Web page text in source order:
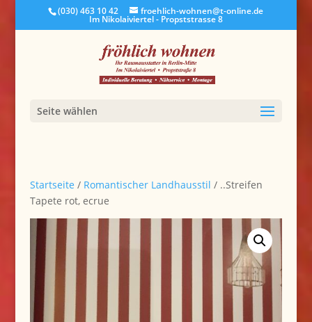
(030) 463 10 42 froehlich-wohnen@t-online.de
Im Nikolaiviertel - Propststrasse 8
Seite wählen
Startseite / Romantischer Landhausstil / ..Streifen
Tapete rot, ecrue